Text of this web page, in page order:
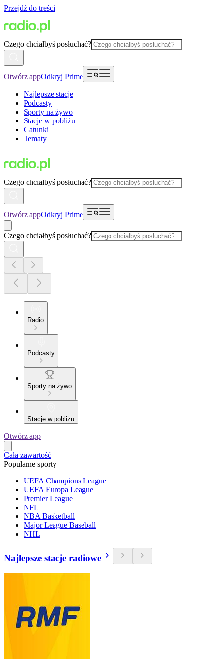
Przejdź do treści
Czego chciałbyś posłuchać?
Otwórz appOdkryj Prime
Najlepsze stacje
Podcasty
Sporty na żywo
Stacje w pobliżu
Gatunki
Tematy
Czego chciałbyś posłuchać?
Otwórz appOdkryj Prime
Czego chciałbyś posłuchać?
Radio
Podcasty
Sporty na żywo
Stacje w pobliżu
Otwórz app
Cała zawartość
Popularne sporty
UEFA Champions League
UEFA Europa League
Premier League
NFL
NBA Basketball
Major League Baseball
NHL
Najlepsze stacje radiowe